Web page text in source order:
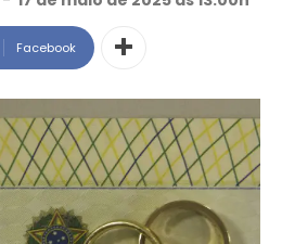
Facebook